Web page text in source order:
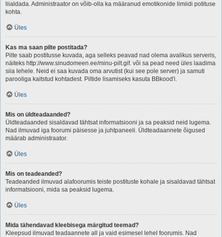
liialdada. Administraator on võib-olla ka määranud emotikonide limiidi potituse
kohta.
Üles
Kas ma saan pilte postitada?
Pilte saab postitusse kuvada, aga selleks peavad nad olema avalikus serveris,
näiteks http://www.sinudomeen.ee/minu-pilt.gif. või sa pead need üles laadima
siia lehele. Neid ei saa kuvada oma arvutist (kui see pole server) ja samuti
parooliga kaitstud kohtadest. Piltide lisamiseks kasuta BBkood'i.
Üles
Mis on üldteadaanded?
Üldteadaanded sisaldavad tähtsat informatsiooni ja sa peaksid neid lugema.
Nad ilmuvad iga foorumi päisesse ja juhtpaneeli. Üldteadaannete õigused
määrab administraator.
Üles
Mis on teadeanded?
Teadeanded ilmuvad alafoorumis teiste postituste kohale ja sisaldavad tähtsat
informatsiooni, mida sa peaksid lugema.
Üles
Mida tähendavad kleebisega märgitud teemad?
Kleepsud ilmuvad teadaannete all ja vaid esimesel lehel foorumis. Nad